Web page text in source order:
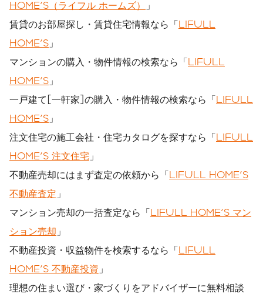
HOME'S（ライフル ホームズ）
」
賃貸のお部屋探し・賃貸住宅情報なら「LIFULL
HOME'S 」
マンションの購入・物件情報の検索なら「LIFULL
HOME'S 」
一戸建て[一軒家]の購入・物件情報の検索なら「LIFULL
HOME'S 」
注文住宅の施工会社・住宅カタログを探すなら「LIFULL
HOME'S 注文住宅 」
不動産売却にはまず査定の依頼から「LIFULL HOME'S
不動産査定 」
マンション売却の一括査定なら「LIFULL HOME'S マン
ション売却 」
不動産投資・収益物件を検索するなら「LIFULL
HOME'S 不動産投資 」
理想の住まい選び・家づくりをアドバイザーに無料相談